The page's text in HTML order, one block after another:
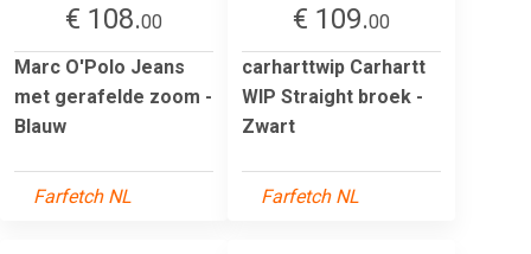
€ 108.00
Marc O'Polo Jeans
met gerafelde zoom -
Blauw
Farfetch NL
€ 109.00
carharttwip Carhartt
WIP Straight broek -
Zwart
Farfetch NL